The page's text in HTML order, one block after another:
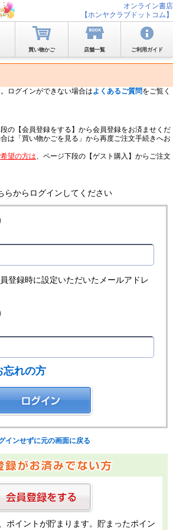
オンライン書店
【ホンヤクラブドットコム】
買い物かご 店舗一覧 ご利用ガイド
ログインができない場合はよくあるご質問をご覧く
の【会員登録をする】から会員登録をお済ませくだ
は「買い物かごを見る」から再度ご注文手続きへお
望の方は、ページ下段の【ゲスト購入】からご注文
らからログインしてください
登録時に設定いただいたメールアドレ
忘れの方
インせずに元の画面に戻る
ポイントが貯まります。貯まったポイン